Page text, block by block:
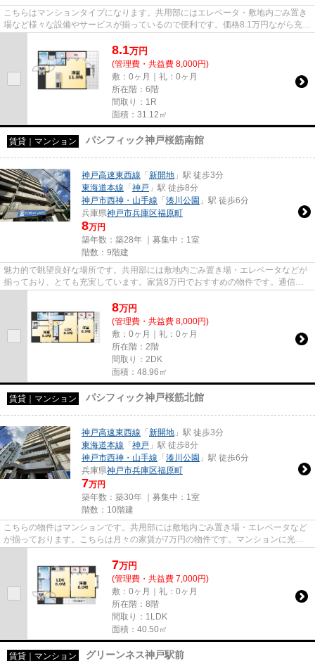
こちらはマンションタイプになります。共用部にはエレベータ・敷地内ごみ置き
場など様々な設備やサービスが揃っているので便利です。価格8.1万円ながら充実
8.1万円
(管理費・共益費 8,000円)
敷：0ヶ月｜礼：0ヶ月
所在階：6階
間取り：1R
面積：31.12㎡
賃貸｜マンション パシフィック神戸桜筋南館
神戸高速東西線 「 新開地 」駅 徒歩3分
東海道本線 「 神戸 」駅 徒歩8分
神戸市西神・山手線 「 湊川公園 」駅 徒歩6分
兵庫県神戸市兵庫区福原町
8万円
築年数：築28年 ｜募集中： 1室
階数：9階建
魅力的で眺望良好な場所です。共用部には敷地内ごみ置き場・エレベータなどが
揃っており、とても充実しています。家賃8万円でおすすめの物件です。通信速
8万円
(管理費・共益費 8,000円)
敷：0ヶ月｜礼：0ヶ月
所在階：2階
間取り：2DK
面積：48.96㎡
賃貸｜マンション パシフィック神戸桜筋北館
神戸高速東西線 「 新開地 」駅 徒歩3分
東海道本線 「 神戸 」駅 徒歩8分
神戸市西神・山手線 「 湊川公園 」駅 徒歩6分
兵庫県神戸市兵庫区福原町
7万円
築年数：築30年 ｜募集中： 1室
階数：10階建
こちらの物件はマンションです。共用部には敷地内ごみ置き場・エレベータなど
が揃っております。こちらは月々の家賃が7万円の物件です。マンションに光回
7万円
(管理費・共益費 7,000円)
敷：0ヶ月｜礼：0ヶ月
所在階：8階
間取り：1LDK
面積：40.50㎡
賃貸｜マンション グリーンネス神戸駅前